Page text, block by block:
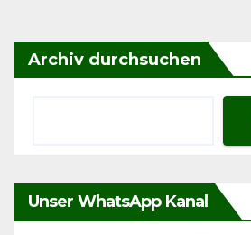
Archiv durchsuchen
Unser WhatsApp Kanal